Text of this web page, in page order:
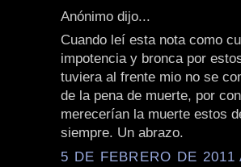
Anónimo dijo...
Cuando leí esta nota como
impotencia y bronca por
tuviera al frente mio no se
de la pena de muerte, por
merecerían la muerte estos
siempre. Un abrazo.
5 DE FEBRERO DE 2011